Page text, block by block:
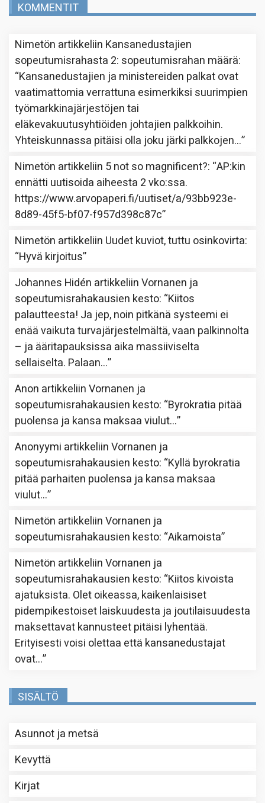
KOMMENTIT
Nimetön artikkeliin Kansanedustajien
sopeutumisrahasta 2: sopeutumisrahan määrä:
“Kansanedustajien ja ministereiden palkat ovat
vaatimattomia verrattuna esimerkiksi suurimpien
työmarkkinajärjestöjen tai
eläkevakuutusyhtiöiden johtajien palkkoihin.
Yhteiskunnassa pitäisi olla joku järki palkkojen…”
Nimetön artikkeliin 5 not so magnificent?: “AP:kin
ennätti uutisoida aiheesta 2 vko:ssa.
https://www.arvopaperi.fi/uutiset/a/93bb923e-
8d89-45f5-bf07-f957d398c87c”
Nimetön artikkeliin Uudet kuviot, tuttu osinkovirta:
“Hyvä kirjoitus”
Johannes Hidén artikkeliinVornanen ja
sopeutumisrahakausien kesto: “Kiitos
palautteesta! Ja jep, noin pitkänä systeemi ei
enää vaikuta turvajärjestelmältä, vaan palkinnolta
– ja ääritapauksissa aika massiiviselta
sellaiselta. Palaan…”
Anon artikkeliinVornanen ja
sopeutumisrahakausien kesto: “Byrokratia pitää
puolensa ja kansa maksaa viulut…”
Anonyymi artikkeliinVornanen ja
sopeutumisrahakausien kesto: “Kyllä byrokratia
pitää parhaiten puolensa ja kansa maksaa
viulut…”
Nimetön artikkeliinVornanen ja
sopeutumisrahakausien kesto: “Aikamoista”
Nimetön artikkeliinVornanen ja
sopeutumisrahakausien kesto: “Kiitos kivoista
ajatuksista. Olet oikeassa, kaikenlaisiset
pidempikestoiset laiskuudesta ja joutilaisuudesta
maksettavat kannusteet pitäisi lyhentää.
Erityisesti voisi olettaa että kansanedustajat
ovat…”
SISÄLTÖ
Asunnot ja metsä
Kevyttä
Kirjat